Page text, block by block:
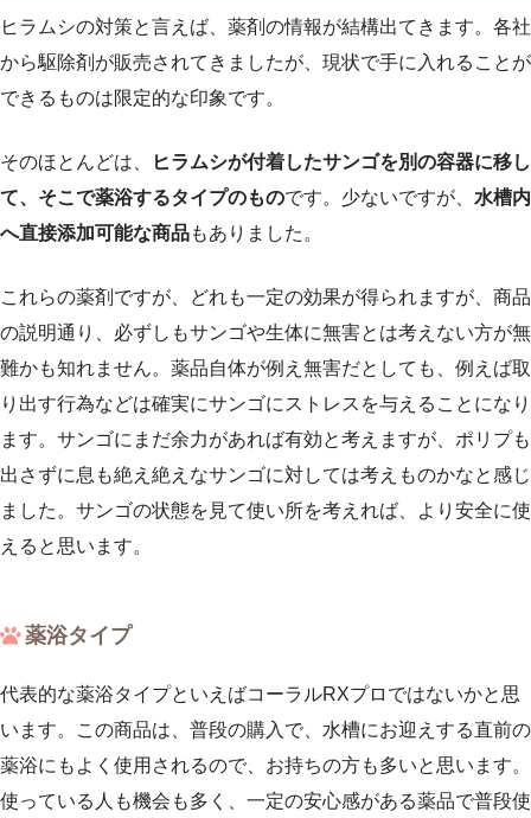
ヒラムシの対策と言えば、薬剤の情報が結構出てきます。各社
から駆除剤が販売されてきましたが、現状で手に入れることが
できるものは限定的な印象です。
そのほとんどは、
ヒラムシが付着したサンゴを別の容器に移し
て、そこで薬浴するタイプのものです。少ないですが、 水槽内
へ直接添加可能な商品もありました。
これらの薬剤ですが、どれも一定の効果が得られますが、商品
の説明通り、必ずしもサンゴや生体に無害とは考えない方が無
難かも知れません。薬品自体が例え無害だとしても、例えば取
り出す行為などは確実にサンゴにストレスを与えることになり
ます。サンゴにまだ余力があれば有効と考えますが、ポリプも
出さずに息も絶え絶えなサンゴに対しては考えものかなと感じ
ました。サンゴの状態を見て使い所を考えれば、より安全に使
えると思います。
薬浴タイプ
代表的な薬浴タイプといえばコーラルRXプロではないかと思
います。この商品は、普段の購入で、水槽にお迎えする直前の
薬浴にもよく使用されるので、お持ちの方も多いと思います。
使っている人も機会も多く、一定の安心感がある薬品で普段使